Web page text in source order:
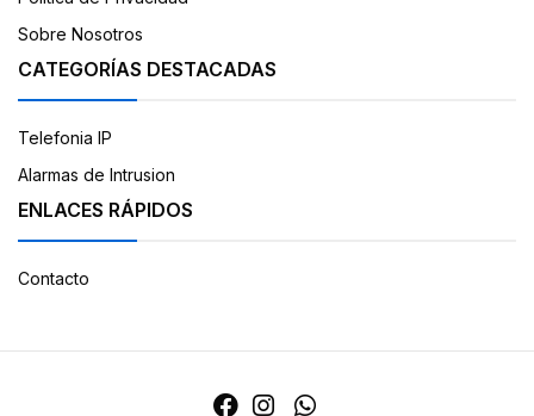
Sobre Nosotros
CATEGORÍAS DESTACADAS
Telefonia IP
Alarmas de Intrusion
ENLACES RÁPIDOS
Contacto